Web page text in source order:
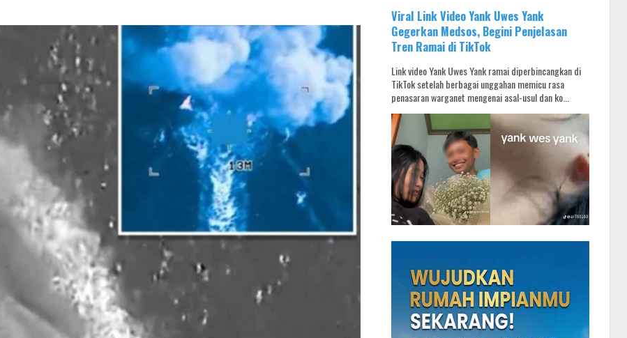
Viral Link Video Yank Uwes Yank
Gegerkan Medsos, Begini Penjelasan
Tren Ramai di TikTok
Link video Yank Uwes Yank ramai diperbincangkan di
TikTok setelah berbagai unggahan memicu rasa
penasaran warganet mengenai asal-usul dan ko...